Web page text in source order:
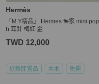
Hermès
「M.Y精品」 Hermes 🐎家 mini pop
h 耳針 梅紅 金
TWD 12,000
近新閒置品 本地 免運